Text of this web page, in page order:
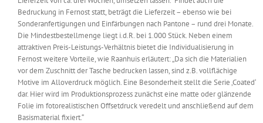
Bedruckung in Fernost statt, beträgt die Lieferzeit – ebenso wie bei
Sonderanfertigungen und Einfärbungen nach Pantone – rund drei Monate.
Die Mindestbestellmenge liegt i.d.R. bei 1.000 Stück. Neben einem
attraktiven Preis-Leistungs-Verhältnis bietet die Individualisierung in
Fernost weitere Vorteile, wie Raanhuis erläutert: „Da sich die Materialien
vor dem Zuschnitt der Tasche bedrucken lassen, sind z.B. vollflächige
Motive im Alloverdruck möglich. Eine Besonderheit stellt die Serie ‚Coated‘
dar. Hier wird im Produktionsprozess zunächst eine matte oder glänzende
Folie im fotorealistischen Offsetdruck veredelt und anschließend auf dem
Basismaterial fixiert.“